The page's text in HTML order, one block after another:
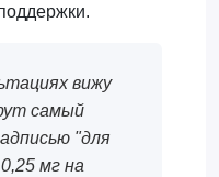
вижу
самый
"для
мг на